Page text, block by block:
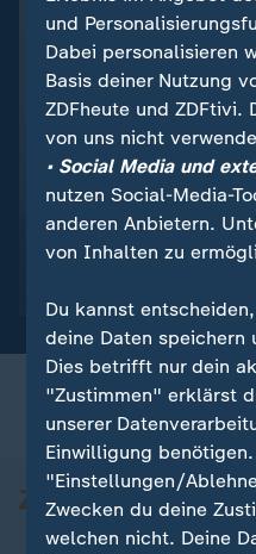
Abwehr ballistischer Raketen:
"Das ist die
League der
und
Dabei personalisieren
Basis deiner Nutzung
ZDFheute und ZDFtivi.
von uns nicht
• Social Media und
nutzen Social-Media-
anderen Anbietern.
von Inhalten zu
Du kannst
deine Daten speichern
Dies betrifft nur dein
"Zustimmen" erklärst
unserer
Einwilligung
"Einstellungen/
Zwecken du deine
welchen nicht. Deine